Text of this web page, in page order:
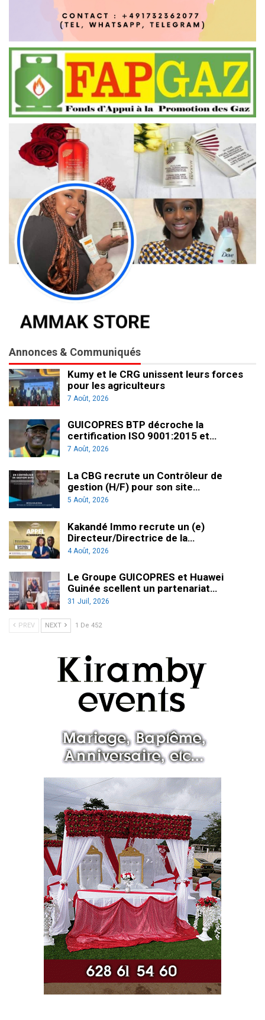
Annonces & Communiqués
Kumy et le CRG unissent leurs forces
pour les agriculteurs
7 Août, 2026
GUICOPRES BTP décroche la
certification ISO 9001:2015 et…
7 Août, 2026
La CBG recrute un Contrôleur de
gestion (H/F) pour son site…
5 Août, 2026
Kakandé Immo recrute un (e)
Directeur/Directrice de la…
4 Août, 2026
Le Groupe GUICOPRES et Huawei
Guinée scellent un partenariat…
31 Juil, 2026
PREV NEXT 1 De 452